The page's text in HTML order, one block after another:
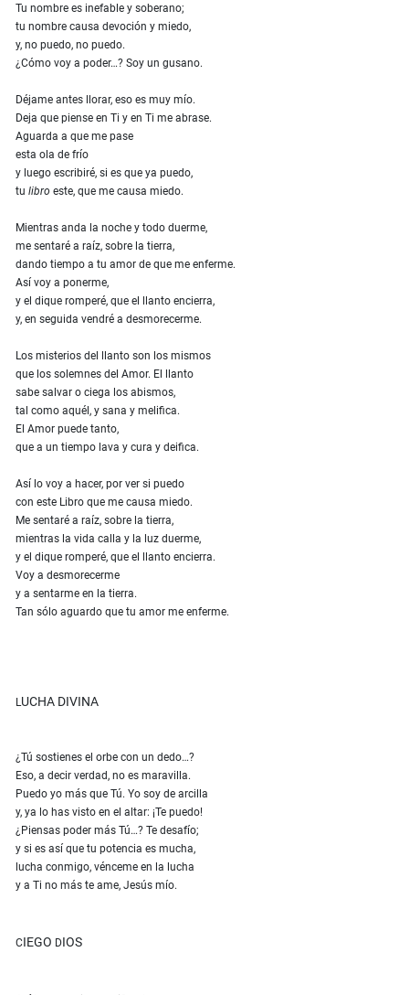
Tu nombre es inefable y soberano;
tu nombre causa devoción y miedo,
y, no puedo, no puedo.
¿Cómo voy a poder…? Soy un gusano.
Déjame antes llorar, eso es muy mío.
Deja que piense en Ti y en Ti me abrase.
Aguarda a que me pase
esta ola de frío
y luego escribiré, si es que ya puedo,
tu libro este, que me causa miedo.
Mientras anda la noche y todo duerme,
me sentaré a raíz, sobre la tierra,
dando tiempo a tu amor de que me enferme.
Así voy a ponerme,
y el dique romperé, que el llanto encierra,
y, en seguida vendré a desmorecerme.
Los misterios del llanto son los mismos
que los solemnes del Amor. El llanto
sabe salvar o ciega los abismos,
tal como aquél, y sana y melifica.
El Amor puede tanto,
que a un tiempo lava y cura y deifica.
Así lo voy a hacer, por ver si puedo
con este Libro que me causa miedo.
Me sentaré a raíz, sobre la tierra,
mientras la vida calla y la luz duerme,
y el dique romperé, que el llanto encierra.
Voy a desmorecerme
y a sentarme en la tierra.
Tan sólo aguardo que tu amor me enferme.
LUCHA DIVINA
¿Tú sostienes el orbe con un dedo…?
Eso, a decir verdad, no es maravilla.
Puedo yo más que Tú. Yo soy de arcilla
y, ya lo has visto en el altar: ¡Te puedo!
¿Piensas poder más Tú…? Te desafío;
y si es así que tu potencia es mucha,
lucha conmigo, vénceme en la lucha
y a Ti no más te ame, Jesús mío.
CIEGO DIOS